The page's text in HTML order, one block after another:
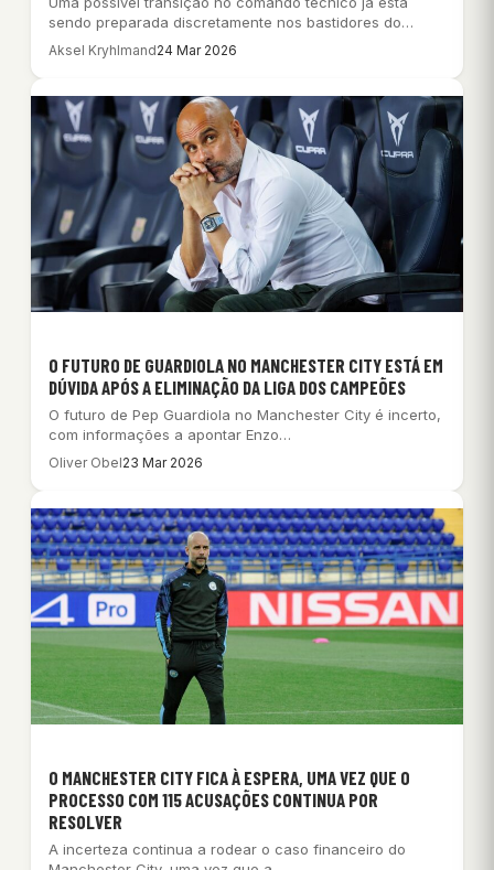
sendo preparada discretamente nos bastidores do
Manchester…
Aksel Kryhlmand24 Mar 2026
O FUTURO DE GUARDIOLA NO MANCHESTER CITY ESTÁ EM
DÚVIDA APÓS A ELIMINAÇÃO DA LIGA DOS CAMPEÕES
O futuro de Pep Guardiola no Manchester City é incerto,
com informações a apontar Enzo…
Oliver Obel23 Mar 2026
O MANCHESTER CITY FICA À ESPERA, UMA VEZ QUE O
PROCESSO COM 115 ACUSAÇÕES CONTINUA POR
RESOLVER
A incerteza continua a rodear o caso financeiro do